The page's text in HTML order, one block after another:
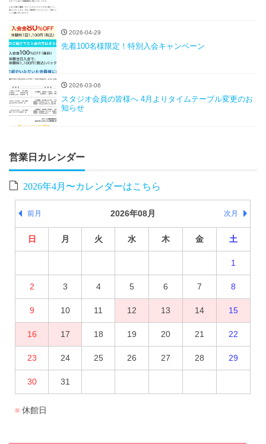
2026-04-29
先着100名様限定！特別入会キャンペーン
2026-03-06
スタジオ会員の皆様へ 4月よりタイムテーブル変更のお
知らせ
営業日カレンダー
2026年4月〜カレンダーはこちら